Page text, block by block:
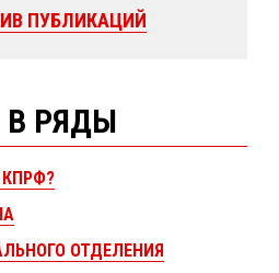
ПУБЛИКАЦИЙ
В РЯДЫ
ОТДЕЛЕНИЯ